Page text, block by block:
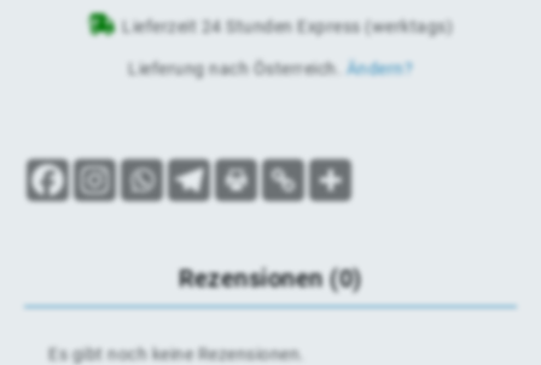
Lieferzeit 24 Stunden Express (werktags)
Lieferung nach Österreich Ändern?
Rezensionen (0)
Es gibt noch keine Rezensionen.